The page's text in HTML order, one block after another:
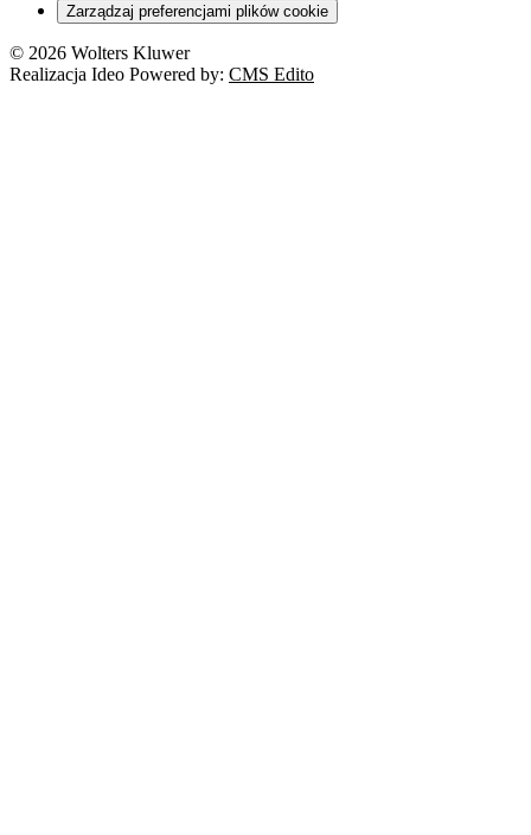
Zarządzaj preferencjami plików cookie
© 2026 Wolters Kluwer
Realizacja Ideo Powered by: CMS Edito